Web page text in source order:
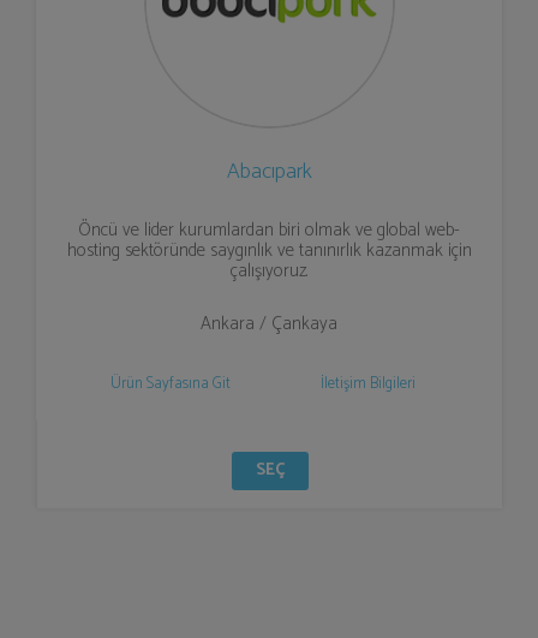
Abacıpark
Öncü ve lider kurumlardan biri olmak ve global web-
hosting sektöründe saygınlık ve tanınırlık kazanmak için
çalışıyoruz.
Ankara / Çankaya
Ürün Sayfasına Git İletişim Bilgileri
SEÇ